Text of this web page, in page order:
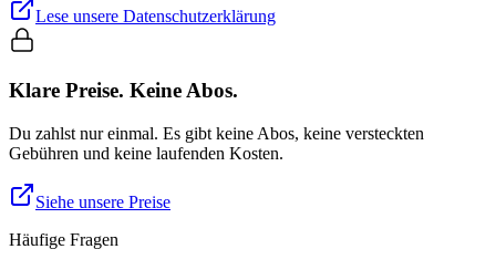
Lese unsere Datenschutzerklärung
Klare Preise. Keine Abos.
Du zahlst nur einmal. Es gibt keine Abos, keine versteckten
Gebühren und keine laufenden Kosten.
Siehe unsere Preise
Häufige Fragen